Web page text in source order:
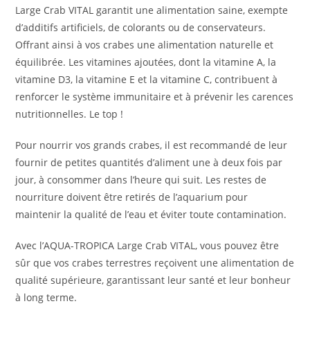
Large Crab VITAL garantit une alimentation saine, exempte
d’additifs artificiels, de colorants ou de conservateurs.
Offrant ainsi à vos crabes une alimentation naturelle et
équilibrée. Les vitamines ajoutées, dont la vitamine A, la
vitamine D3, la vitamine E et la vitamine C, contribuent à
renforcer le système immunitaire et à prévenir les carences
nutritionnelles. Le top !
Pour nourrir vos grands crabes, il est recommandé de leur
fournir de petites quantités d’aliment une à deux fois par
jour, à consommer dans l’heure qui suit. Les restes de
nourriture doivent être retirés de l’aquarium pour
maintenir la qualité de l’eau et éviter toute contamination.
Avec l’AQUA-TROPICA Large Crab VITAL, vous pouvez être
sûr que vos crabes terrestres reçoivent une alimentation de
qualité supérieure, garantissant leur santé et leur bonheur
à long terme.